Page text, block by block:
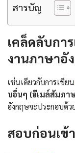
สารบัญ
เคล็ดลับกา
งานภาษาอั
เช่นเดียวกับการเขียน
บอื่นๆ (อีเมล์สัมภา
อังกฤษจะประกอบด้ว
สอบก่อนเข้